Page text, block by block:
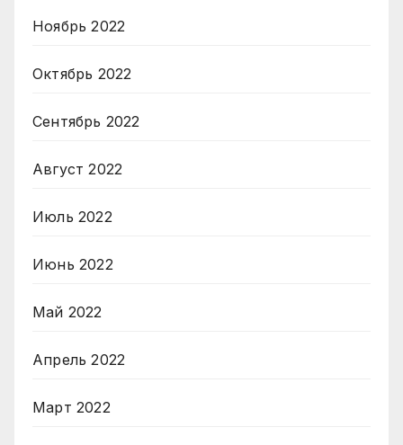
Ноябрь 2022
Октябрь 2022
Сентябрь 2022
Август 2022
Июль 2022
Июнь 2022
Май 2022
Апрель 2022
Март 2022